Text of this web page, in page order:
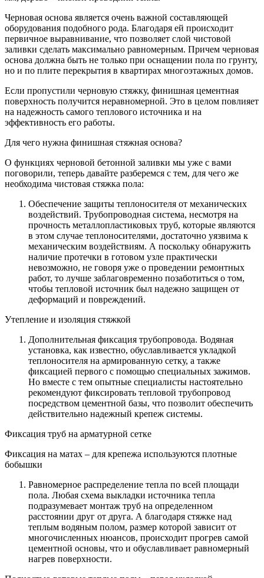
Черновая основа является очень важной составляющей
оборудования подобного рода. Благодаря ей происходит
первичное выравнивание, что позволяет слой чистовой
заливки сделать максимально равномерным. Причем черновая
основа должна быть не только при оснащении пола по грунту,
но и по плите перекрытия в квартирах многоэтажных домов.
Если пропустили черновую стяжку, финишная цементная
поверхность получится неравномерной. Это в целом повлияет
на надежность самого теплового источника и на
эффективность его работы.
Для чего нужна финишная стяжная основа?
О функциях черновой бетонной заливки мы уже с вами
поговорили, теперь давайте разберемся с тем, для чего же
необходима чистовая стяжка пола:
Обеспечение защиты теплоносителя от механических
воздействий. Трубопроводная система, несмотря на
прочность металлопластиковых труб, которые являются
в этом случае теплоносителями, достаточно уязвима к
механическим воздействиям. А поскольку обнаружить
наличие протечки в готовом узле практически
невозможно, не говоря уже о проведении ремонтных
работ, то лучше заблаговременно позаботиться о том,
чтобы тепловой источник был надежно защищен от
деформаций и повреждений.
Утепление и изоляция стяжкой
Дополнительная фиксация трубопровода. Водяная
установка, как известно, обуславливается укладкой
теплоносителя на армированную сетку, а также
фиксацией первого с помощью специальных зажимов.
Но вместе с тем опытные специалисты настоятельно
рекомендуют фиксировать тепловой трубопровод
посредством цементной базы, что позволит обеспечить
действительно надежный крепеж системы.
Фиксация труб на арматурной сетке
Фиксация на матах – для крепежа используются плотные
бобышки
Равномерное распределение тепла по всей площади
пола. Любая схема выкладки источника тепла
подразумевает монтаж труб на определенном
расстоянии друг от друга. А благодаря стяжке над
теплым водяным полом, размер которой зависит от
многочисленных нюансов, происходит прогрев самой
цементной основы, что и обуславливает равномерный
нагрев поверхности.